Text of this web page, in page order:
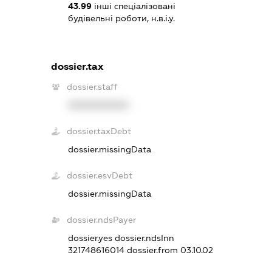
43.99інші спеціалізовані
будівельні роботи, н.в.і.у.
dossier.tax
dossier.staff
dossier.taxDebt
dossier.missingData
dossier.esvDebt
dossier.missingData
dossier.ndsPayer
dossier.yes dossier.ndsInn
321748616014 dossier.from 03.10.02